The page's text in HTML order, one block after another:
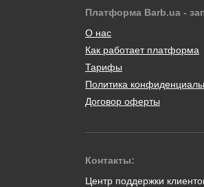
Платформа Barb.ua -
О нас
Как работает платформа
Тарифы
Политика
Договор оферты
Контакты:
Центр поддержки